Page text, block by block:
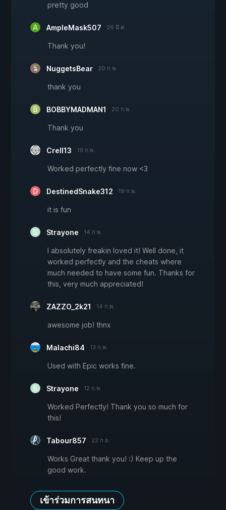
pretty good
AmpleMask507 26 มี.ค.
Thank you!
NuggetsBear 20 ก.พ.
thank you
BOBBYMADMAN1 20 ก.พ.
Thank you
Crell13 19 ก.พ.
Worked perfectly fine now <3
DestinedSnake312 19 ก.พ.
it is fun
Strayone 14 ก.พ.
I absolutely freakin loved it! Well done, it
worked perfectly and the cheats where
much needed to have some fun. Thanks for
this, very much appreciated!
ZAZZO_2k21 14 ก.พ.
awesome job! thnx
Malachi84 13 ก.พ.
Used with Epic works fine.
Strayone 12 ก.พ.
Worked Perfectly! Thank you so much for
this!
Tabour857 22 ก.ย.
Works Great thank you! :) Keep up the
good work.
เข้าร่วมการสนทนา